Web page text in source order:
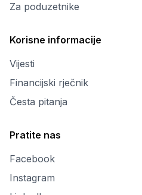
Za poduzetnike
Korisne informacije
Vijesti
Financijski rječnik
Česta pitanja
Pratite nas
Facebook
Instagram